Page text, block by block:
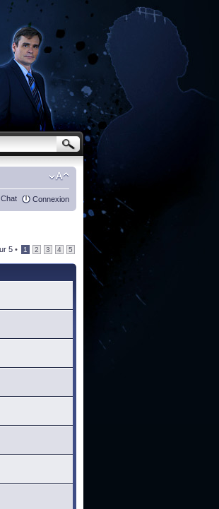
Chat Connexion
5 • 1 2 3 4 5